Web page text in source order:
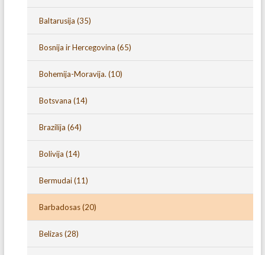
Baltarusija (35)
Bosnija ir Hercegovina (65)
Bohemija-Moravija. (10)
Botsvana (14)
Brazilija (64)
Bolivija (14)
Bermudai(11)
Barbadosas(20)
Belizas(28)